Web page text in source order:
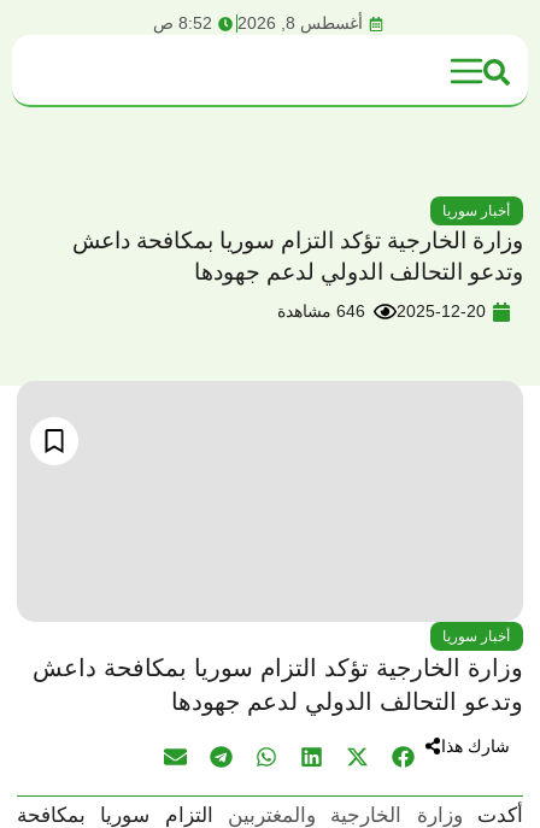
أغسطس 8, 2026 8:52 ص
أخبار سوريا
وزارة الخارجية تؤكد التزام سوريا بمكافحة داعش
وتدعو التحالف الدولي لدعم جهودها
2025-12-20 646 مشاهدة
أخبار سوريا
وزارة الخارجية تؤكد التزام سوريا بمكافحة داعش
وتدعو التحالف الدولي لدعم جهودها
شارك هذا
أكدت وزارة الخارجية والمغتربين التزام سوريا بمكافحة